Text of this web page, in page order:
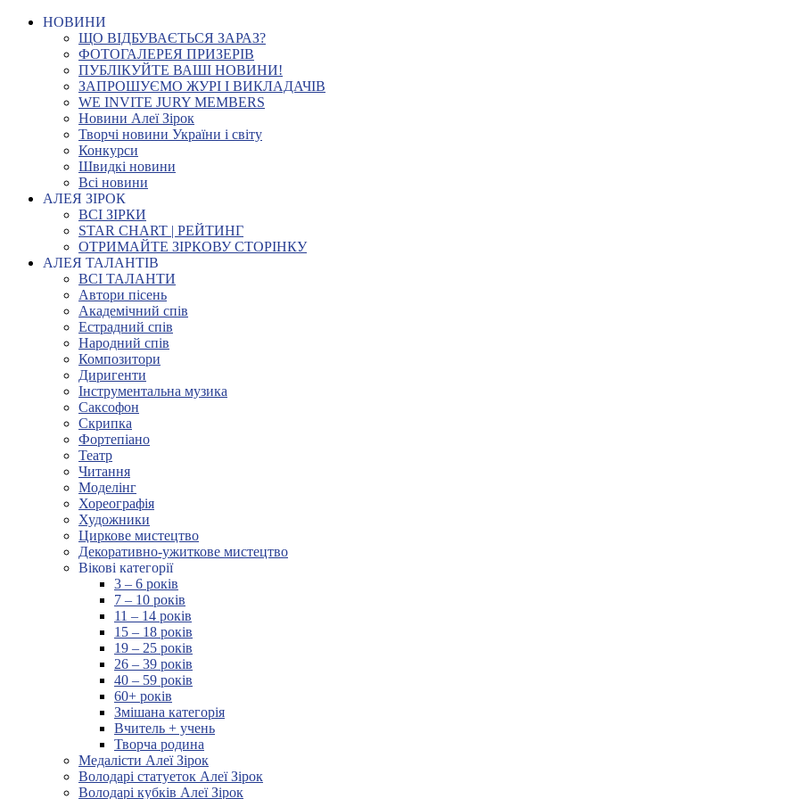
НОВИНИ
ЩО ВІДБУВАЄТЬСЯ ЗАРАЗ?
ФОТОГАЛЕРЕЯ ПРИЗЕРІВ
ПУБЛІКУЙТЕ ВАШІ НОВИНИ!
ЗАПРОШУЄМО ЖУРІ І ВИКЛАДАЧІВ
WE INVITE JURY MEMBERS
Новини Алеї Зірок
Творчі новини України і світу
Конкурси
Швидкі новини
Всі новини
АЛЕЯ ЗІРОК
ВСІ ЗІРКИ
STAR CHART | РЕЙТИНГ
ОТРИМАЙТЕ ЗІРКОВУ СТОРІНКУ
АЛЕЯ ТАЛАНТІВ
ВСІ ТАЛАНТИ
Автори пісень
Академічний спів
Естрадний спів
Народний спів
Композитори
Диригенти
Інструментальна музика
Саксофон
Скрипка
Фортепіано
Театр
Читання
Моделінг
Хореографія
Художники
Циркове мистецтво
Декоративно-ужиткове мистецтво
Вікові категорії
3 – 6 років
7 – 10 років
11 – 14 років
15 – 18 років
19 – 25 років
26 – 39 років
40 – 59 років
60+ років
Змішана категорія
Вчитель + учень
Творча родина
Медалісти Алеї Зірок
Володарі статуеток Алеї Зірок
Володарі кубків Алеї Зірок